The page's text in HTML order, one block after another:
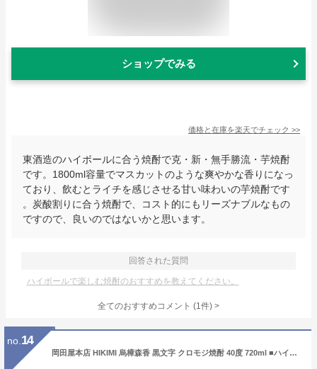
ショップでみる
価格と在庫を楽天でチェック >>
東酒造のハイボールに合う焼酎で克・新・無手勝流・芋焼酎
です。1800ml容量でマスカットのような爽やかな香りになっ
ており、飲むとライチを感じさせる甘い味わいの芋焼酎です
。炭酸割りに合う焼酎で、コスト的にもリーズナブルなもの
ですので、良いのではないかと思います。
回答された質問
ハイボールで楽しむ焼酎のおすすめを教えてください。
全てのおすすめコメント (1件) >
no. 14
岡田屋本店 HIKIMI 烏樟森香 黒文字 クロモジ焼酎 40度 720ml ■ハイボールやカクテルベースにもお勧め